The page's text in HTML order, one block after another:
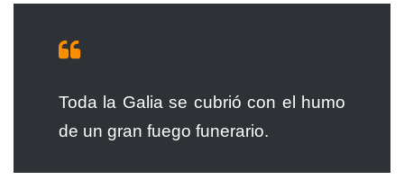
Toda la Galia se cubrió con el humo
de un gran fuego funerario.